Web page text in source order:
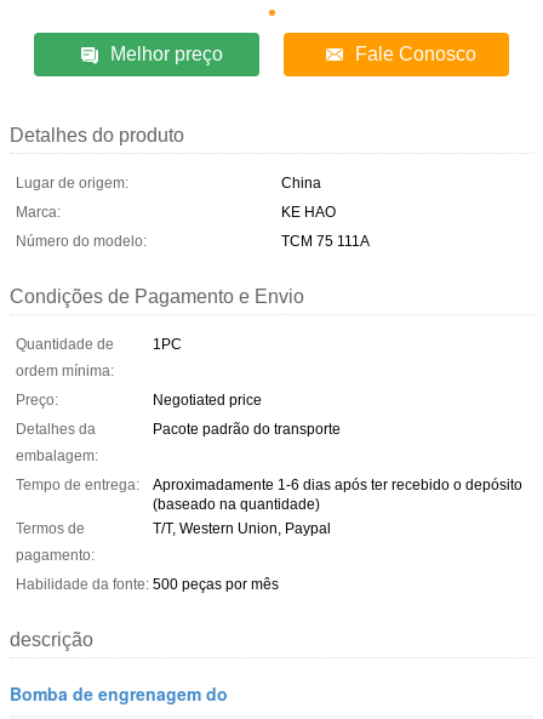
Melhor preço Fale Conosco
Detalhes do produto
Lugar de origem:
China
Marca:
KE HAO
Número do modelo:
TCM 75 111A
Condições de Pagamento e Envio
Quantidade de
ordem mínima:
1PC
Preço:
Negotiated price
Detalhes da
embalagem:
Pacote padrão do transporte
Tempo de entrega:
Aproximadamente 1-6 dias após ter recebido o depósito
(baseado na quantidade)
Termos de
pagamento:
T/T, Western Union, Paypal
Habilidade da fonte: 500 peças por mês
descrição
Bomba de engrenagem do